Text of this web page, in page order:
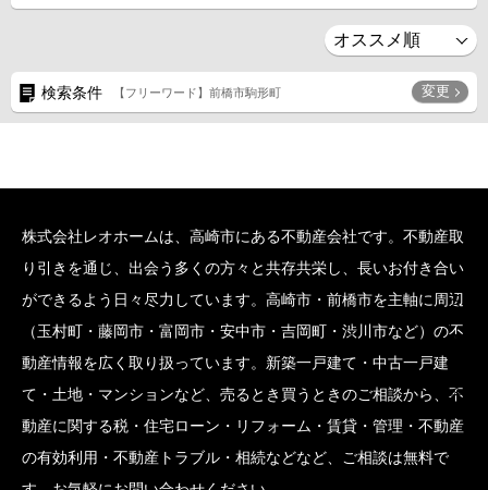
検索条件 【フリーワード】前橋市駒形町 変更
株式会社レオホームは、高崎市にある不動産会社です。不動産取
り引きを通じ、出会う多くの方々と共存共栄し、長いお付き合い
ができるよう日々尽力しています。高崎市・前橋市を主軸に周辺
（玉村町・藤岡市・富岡市・安中市・吉岡町・渋川市など）の不
動産情報を広く取り扱っています。新築一戸建て・中古一戸建
て・土地・マンションなど、売るとき買うときのご相談から、不
動産に関する税・住宅ローン・リフォーム・賃貸・管理・不動産
の有効利用・不動産トラブル・相続などなど、ご相談は無料で
SCROLL BOTTOM